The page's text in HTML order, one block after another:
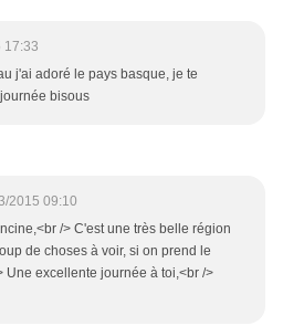
17:33
j'ai adoré le pays basque, je te
bisous
2015 09:10
/> C'est une très belle région
de choses à voir, si on prend le
Une excellente journée à toi,<br />